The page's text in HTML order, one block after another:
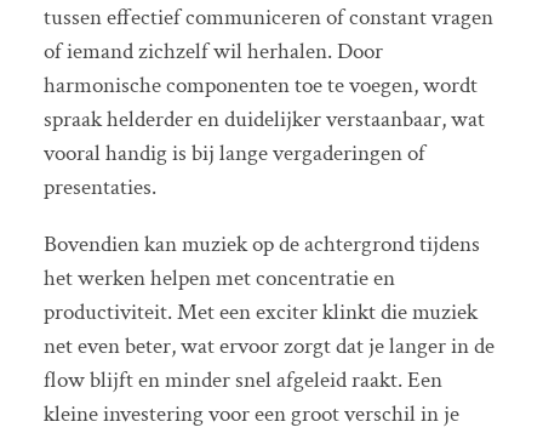
tussen effectief communiceren of constant vragen
of iemand zichzelf wil herhalen. Door
harmonische componenten toe te voegen, wordt
spraak helderder en duidelijker verstaanbaar, wat
vooral handig is bij lange vergaderingen of
presentaties.
Bovendien kan muziek op de achtergrond tijdens
het werken helpen met concentratie en
productiviteit. Met een exciter klinkt die muziek
net even beter, wat ervoor zorgt dat je langer in de
flow blijft en minder snel afgeleid raakt. Een
kleine investering voor een groot verschil in je